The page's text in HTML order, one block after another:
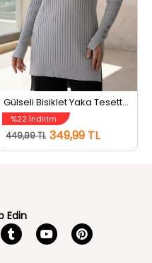
%22 İndirim
449,99 TL 349,99 TL